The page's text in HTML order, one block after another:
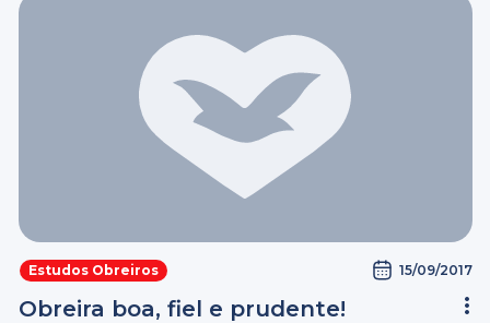
Estudos Obreiros 15/09/2017
Obreira boa, fiel e prudente!